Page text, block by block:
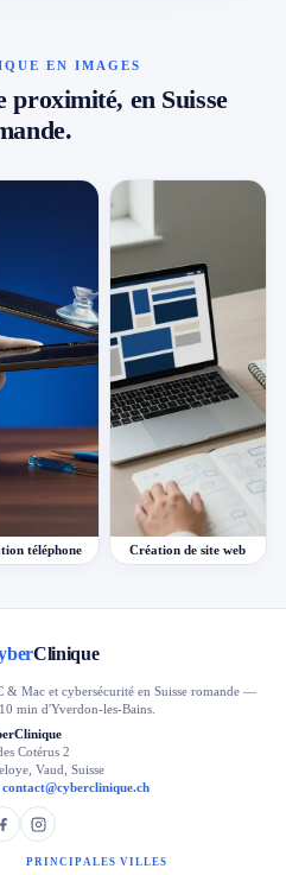
EN IMAGES
en Suisse
téléphone Création de site web
Clinique
& Mac et cybersécurité en Suisse romande —
min d'Yverdon-les-Bains.
Cotérus 2
Vaud, Suisse
contact@cyberclinique.ch
PRINCIPALES VILLES